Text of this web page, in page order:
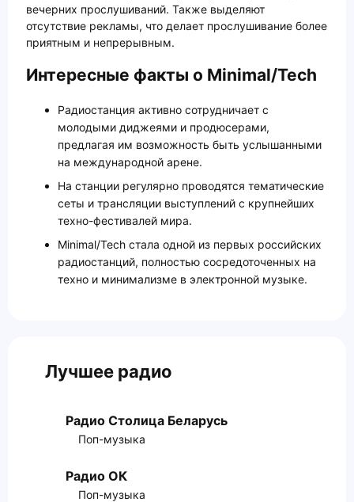
вечерних прослушиваний. Также выделяют
отсутствие рекламы, что делает прослушивание более
приятным и непрерывным.
Интересные факты о Minimal/Tech
Радиостанция активно сотрудничает с
молодыми диджеями и продюсерами,
предлагая им возможность быть услышанными
на международной арене.
На станции регулярно проводятся тематические
сеты и трансляции выступлений с крупнейших
техно-фестивалей мира.
Minimal/Tech стала одной из первых российских
радиостанций, полностью сосредоточенных на
техно и минимализме в электронной музыке.
Лучшее радио
Радио Столица Беларусь
Поп-музыка
Радио ОК
Поп-музыка